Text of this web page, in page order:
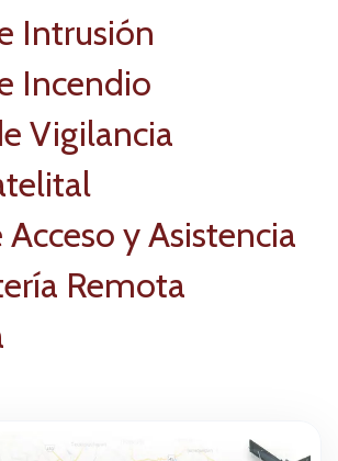
Intrusión
Incendio
Vigilancia
y Asistencia
Remota